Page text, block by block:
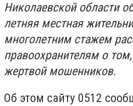
Николаевской области
летняя местная
многолетним стажем
правоохранителям о
жертвой мошенников.
Об этом сайту 0512